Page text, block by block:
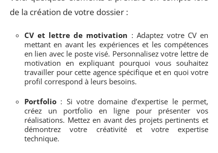
de la création de votre dossier :
CV et lettre de motivation : Adaptez votre CV en
mettant en avant les expériences et les compétences
en lien avec le poste visé. Personnalisez votre lettre de
motivation en expliquant pourquoi vous souhaitez
travailler pour cette agence spécifique et en quoi votre
profil correspond à leurs besoins.
Portfolio : Si votre domaine d’expertise le permet,
créez un portfolio en ligne pour présenter vos
réalisations. Mettez en avant des projets pertinents et
démontrez votre créativité et votre expertise
technique.